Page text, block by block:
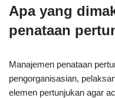
Apa yang
penataan
Manajemen penataan
pengorganisasian,
elemen pertunjukan agar